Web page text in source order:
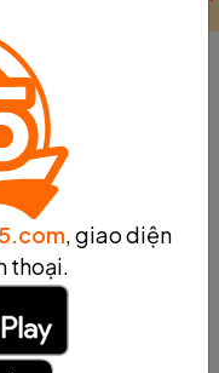
, giao diện
thoại.